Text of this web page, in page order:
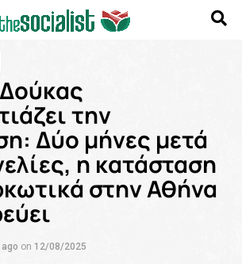
την
Δύο μήνες μετά
η κατάσταση
στην Αθήνα
on 12/08/2025